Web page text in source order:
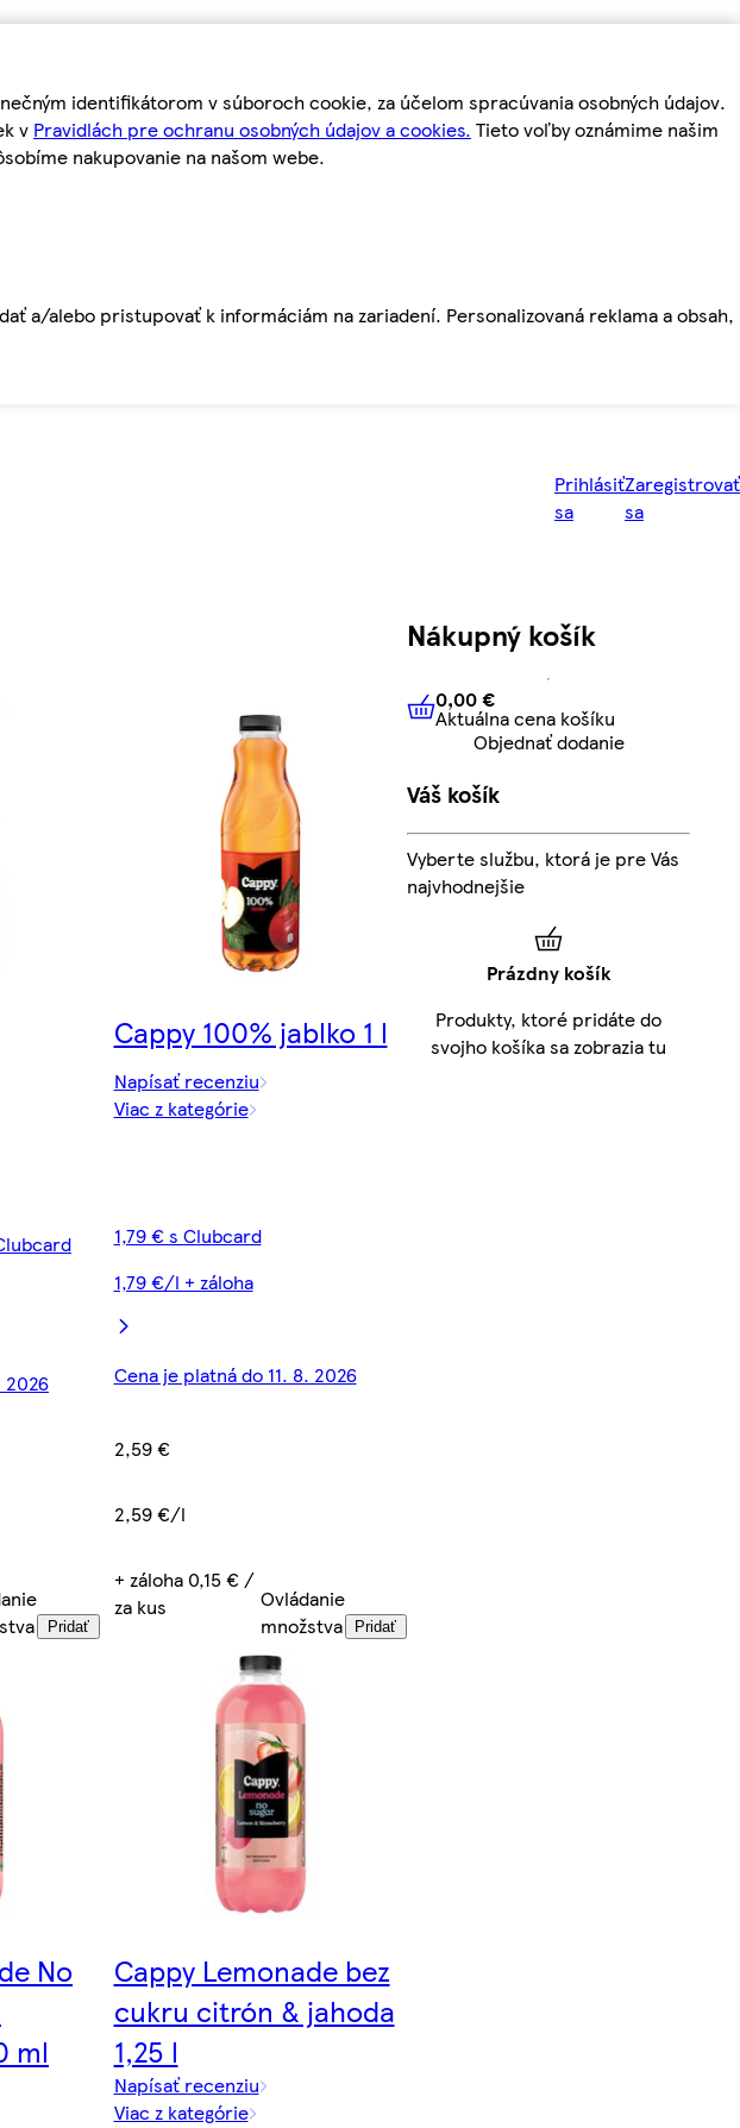
identifikátorom v súboroch cookie, za účelom spracúvania osobných údajov.
v Pravidlách pre ochranu osobných údajov a cookies. Tieto voľby oznámime našim
nakupovanie na našom webe.
a/alebo pristupovať k informáciám na zariadení. Personalizovaná reklama a obsah,
Prihlásiť
sa
Zaregistrovať
sa
2026
Pridať
Cappy 100% jablko 1 l
Napísať recenziu
Viac z kategórie
1,79 € s Clubcard
1,79 €/l + záloha
Cena je platná do 11. 8. 2026
2,59 €
2,59 €/l
+ záloha 0,15 € /
za kus
Ovládanie
množstva
Pridať
No
ml
Cappy Lemonade bez
cukru citrón & jahoda
1,25 l
Napísať recenziu
Viac z kategórie
Nákupný košík
0,00 € Aktuálna cena košíku
0,00 €
Aktuálna cena košíku
Objednať dodanie
Váš košík
Vyberte službu, ktorá je pre Vás
najvhodnejšie
Prázdny košík
Produkty, ktoré pridáte do
svojho košíka sa zobrazia tu